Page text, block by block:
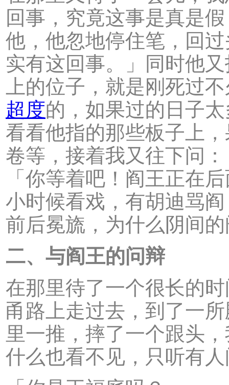
回事，究竟这事是真是
他，他忽地停住笔，回
实有这回事。」同时他
上的位子，就是刚死过
超度的，如果过的日子
看看他指的那些板子上
卷等，接着我又往下问
「你等着吧！阎王正在
小时候看戏，有胡迪骂
前后冕旒，为什么阴间
二、与阎王的问辩
在那里待了一个很长的
甬路上走过去，到了一
里一推，摔了一个跟头
什么也看不见，只听有